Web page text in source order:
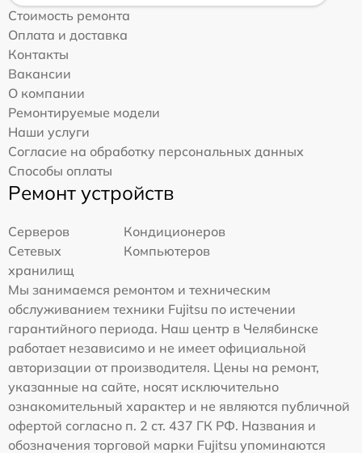
Стоимость ремонта
Оплата и доставка
Контакты
Вакансии
О компании
Ремонтируемые модели
Наши услуги
Согласие на обработку персональных данных
Способы оплаты
Ремонт устройств
Серверов
Кондиционеров
Сетевых
хранилищ
Компьютеров
Мы занимаемся ремонтом и техническим
обслуживанием техники Fujitsu по истечении
гарантийного периода. Наш центр в Челябинске
работает независимо и не имеет официальной
авторизации от производителя. Цены на ремонт,
указанные на сайте, носят исключительно
ознакомительный характер и не являются публичной
офертой согласно п. 2 ст. 437 ГК РФ. Названия и
обозначения торговой марки Fujitsu упоминаются